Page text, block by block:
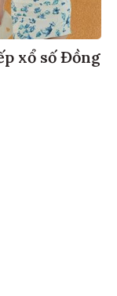
xổ số Đồng